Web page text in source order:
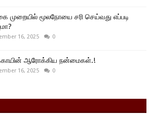
முறையில் மூலநோயை சரி செய்வது எப்படி
16, 2025 0
ஆரோக்கிய நன்மைகள்.!
16, 2025 0